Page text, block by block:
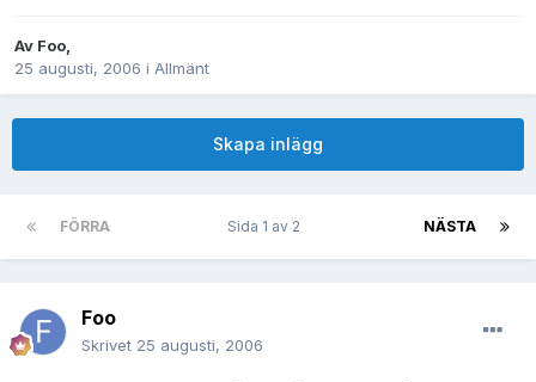
Av Foo,
25 augusti, 2006 i Allmänt
Skapa inlägg
FÖRRA NÄSTA
Sida 1 av 2
Foo
Skrivet 25 augusti, 2006